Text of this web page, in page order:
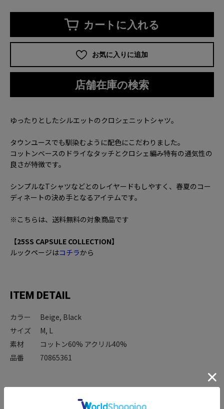
カートに入れる
お気に入りに追加
店舗在庫の検索
ゆったりとしたシルエットのクロシェニットシャツ。
タウンユースでも馴染むように配色にこだわりました。
コットンベースのドライなタッチとクロシェ編み特有の通気性の
良さが特徴です。
シンプルなTシャツなどとのレイヤードもしやすく、春夏のコー
ディネートの決め手となるアイテムです。
※こちらは、送料無料の対象商品です
【25SS CAPSULE COLLECTION】
ルックページはコチラから
ITEM DETAIL
カラー
Beige, Black
サイズ
M, L
素材
コットン60% アクリル40%
品番
70865361